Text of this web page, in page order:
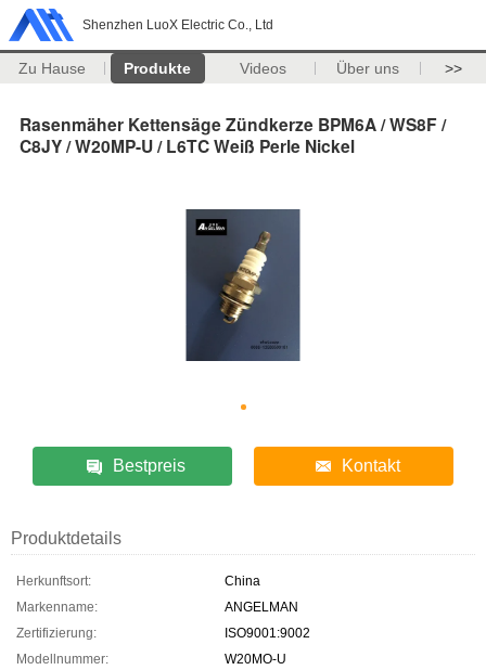
Shenzhen LuoX Electric Co., Ltd
Zu Hause Produkte Videos Über uns >>
Rasenmäher Kettensäge Zündkerze BPM6A / WS8F /
C8JY / W20MP-U / L6TC Weiß Perle Nickel
Bestpreis Kontakt
Produktdetails
Herkunftsort:
China
Markenname:
ANGELMAN
Zertifizierung:
ISO9001:9002
Modellnummer:
W20MO-U